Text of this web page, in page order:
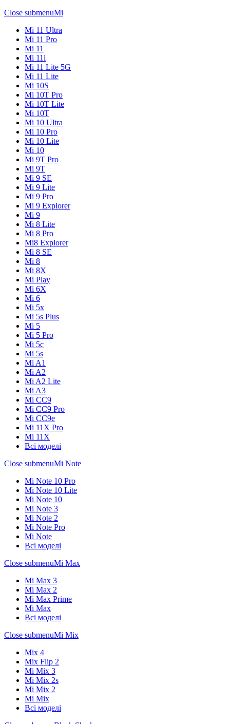
Close submenuMi
Mi 11 Ultra
Mi 11 Pro
Mi 11
Mi 11i
Mi 11 Lite 5G
Mi 11 Lite
Mi 10S
Mi 10T Pro
Mi 10T Lite
Mi 10T
Mi 10 Ultra
Mi 10 Pro
Mi 10 Lite
Mi 10
Mi 9T Pro
Mi 9T
Mi 9 SE
Mi 9 Lite
Mi 9 Pro
Mi 9 Explorer
Mi 9
Mi 8 Lite
Mi 8 Pro
Mi8 Explorer
Mi 8 SE
Mi 8
Mi 8X
Mi Play
Mi 6X
Mi 6
Mi 5x
Mi 5s Plus
Mi 5
Mi 5 Pro
Mi 5c
Mi 5s
Mi A1
Mi A2
Mi A2 Lite
Mi A3
Mi CC9
Mi CC9 Pro
Mi CC9e
Mi 11X Pro
Mi 11X
Всі моделі
Close submenuMi Note
Mi Note 10 Pro
Mi Note 10 Lite
Mi Note 10
Mi Note 3
Mi Note 2
Mi Note Pro
Mi Note
Всі моделі
Close submenuMi Max
Mi Max 3
Mi Max 2
Mi Max Prime
Mi Max
Всі моделі
Close submenuMi Mix
Mix 4
Mix Flip 2
Mi Mix 3
Mi Mix 2s
Mi Mix 2
Mi Mix
Всі моделі